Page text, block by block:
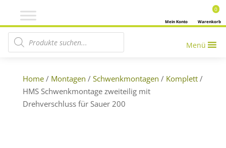
Warenkorb
0
Mein Konto
Products search
Menü
Home/ Montagen / Schwenkmontagen / Komplett/
HMS Schwenkmontage zweiteilig mit
Drehverschluss für Sauer 200